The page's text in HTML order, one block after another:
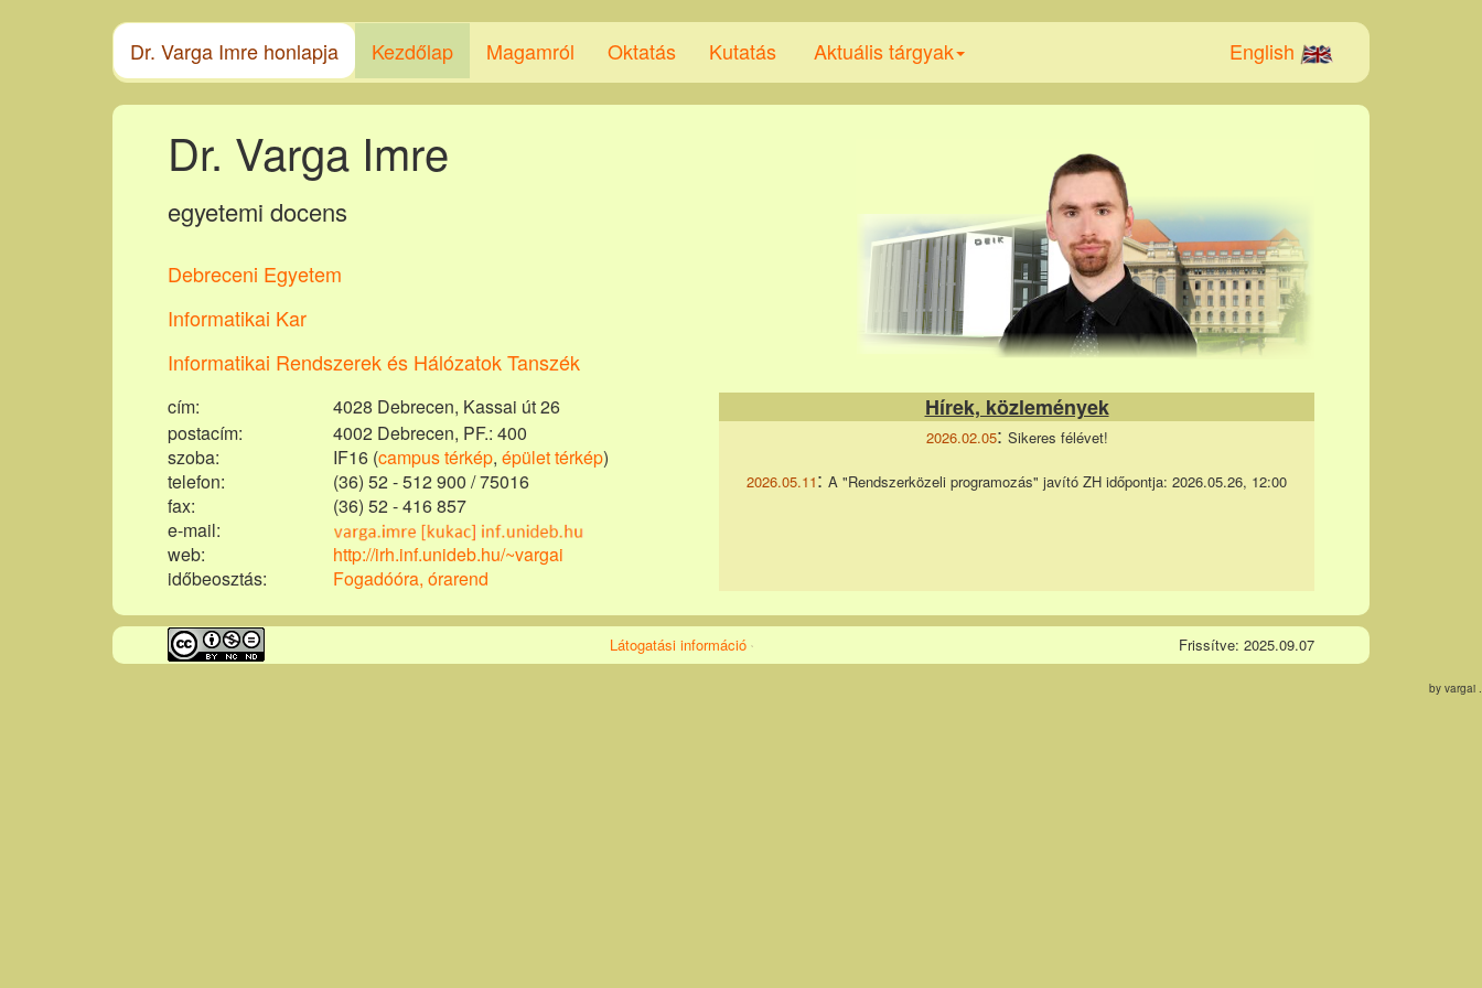
Dr. Varga Imre honlapja Kezdőlap Magamról Oktatás Kutatás Aktuális tárgyak English
Dr. Varga Imre
egyetemi docens
Debreceni Egyetem
Informatikai Kar
Informatikai Rendszerek és Hálózatok Tanszék
cí­m: 4028 Debrecen, Kassai út 26 Hírek, közlemények
postacím: 4002 Debrecen, PF.: 400 2026.02.05: Sikeres félévet!
2026.05.11: A "Rendszerközeli programozás" javító ZH időpontja: 2026.05.26, 12:00
szoba: IF16 (campus térkép, épület térkép)
telefon:
(36) 52 - 512 900 / 75016
fax:
(36) 52 - 416 857
e-mail:
web:
http://irh.inf.unideb.hu/~vargai
időbeosztás:
Fogadóóra, órarend
Látogatási információ Frissítve: 2025.09.07
by vargai .